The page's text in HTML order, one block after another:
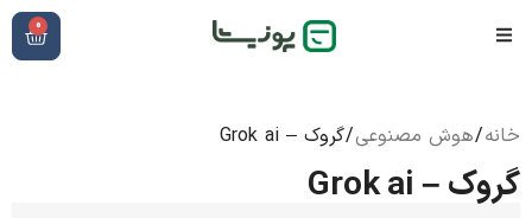
0
خانه/هوش مصنوعی/ گروک – Grok ai
گروک – Grok ai